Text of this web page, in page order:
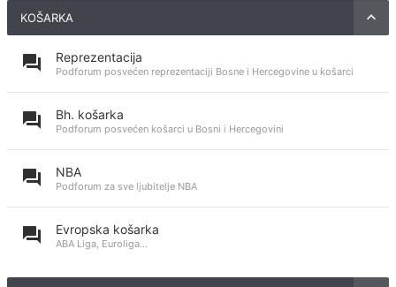
KOŠARKA
Reprezentacija
Podforum posvećen reprezentaciji Bosne i Hercegovine u košarci
Bh. košarka
Podforum posvećen košarci u Bosni i Hercegovini
NBA
Podforum za sve ljubitelje NBA
Evropska košarka
ABA Liga, Euroliga...